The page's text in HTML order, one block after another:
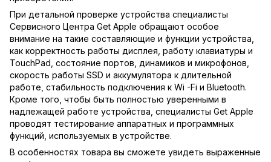
При детальной проверке устройства специалисты
Сервисного Центра Get Apple обращают особое
внимание на такие составляющие и функции устройства,
как корректность работы дисплея, работу клавиатуры и
TouchPad, состояние портов, динамиков и микрофонов,
скорость работы SSD и аккумулятора к длительной
работе, стабильность подключения к Wi -Fi и Bluetooth.
Кроме того, чтобы быть полностью уверенными в
надлежащей работе устройства, специалисты Get Apple
проводят тестирование аппаратных и программных
функций, используемых в устройстве.
В особенностях товара вы сможете увидеть выраженные